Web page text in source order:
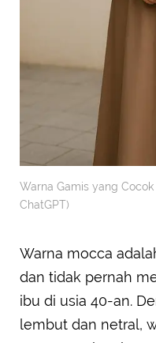
Warna Gamis yang
ChatGPT)
Warna mocca
dan tidak pernah
ibu di usia 40-an.
lembut dan netral,